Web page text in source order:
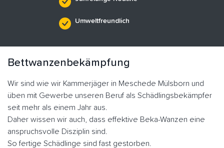
Umweltfreundlich
Bettwanzenbekämpfung
Wir sind wie wir Kammerjäger in Meschede Mülsborn und
üben mit Gewerbe unseren Beruf als Schädlingsbekämpfer
seit mehr als einem Jahr aus.
Daher wissen wir auch, dass effektive Beka-Wanzen eine
anspruchsvolle Disziplin sind.
So fertige Schädlinge sind fast gestorben.